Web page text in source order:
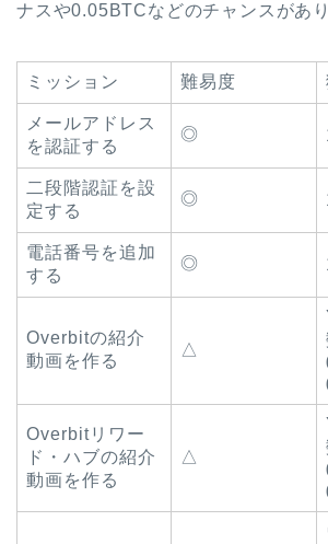
ナスや0.05BTCなどのチャンスがあり
ミッション 難易度
メールアドレス
を認証する
◎
二段階認証を設
定する
◎
電話番号を追加
する
◎
Overbitの紹介
動画を作る
△
Overbitリワー
ド・ハブの紹介
動画を作る
△